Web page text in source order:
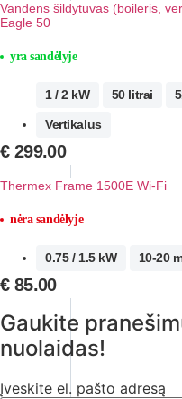
Vandens šildytuvas (boileris,
Eagle 50
yra sandėlyje
1 / 2 kW 50 litrai
Vertikalus
€299.00
Thermex Frame 1500E Wi-Fi
nėra sandėlyje
0.75 / 1.5 kW 10-20
€85.00
Gaukite
nuolaidas!
Įveskite el. pašto adresą